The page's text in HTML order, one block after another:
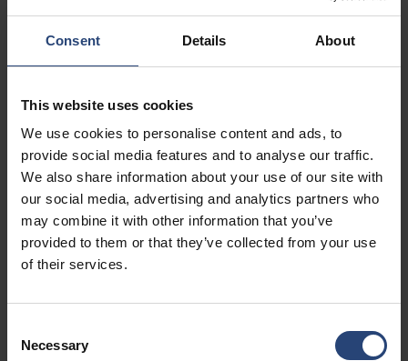
Consent Details About
This website uses cookies
We use cookies to personalise content and ads, to
provide social media features and to analyse our traffic.
We also share information about your use of our site with
our social media, advertising and analytics partners who
may combine it with other information that you’ve
provided to them or that they’ve collected from your use
of their services.
Selection
Necessary
+1 770-935-6662
Afficher sur la carte
Contact
USA - Nefab Packaging North LLC -
Illinois
1539 Hunter Rd
Hanover Park, IL 60133
Contact